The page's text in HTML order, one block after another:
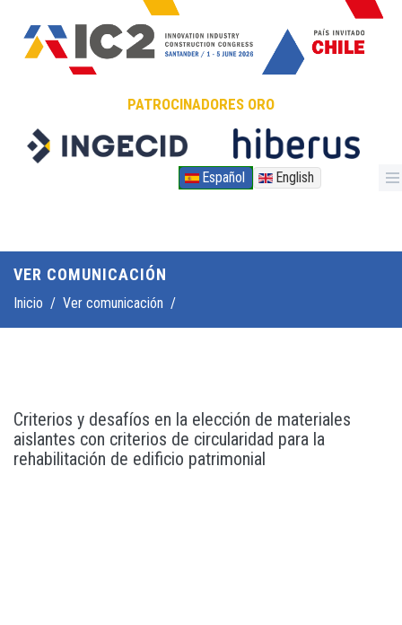
Pasar al contenido principal
PATROCINADORES ORO
Español English
VER COMUNICACIÓN
Inicio / Ver comunicación /
Criterios y desafíos en la elección de materiales
aislantes con criterios de circularidad para la
rehabilitación de edificio patrimonial